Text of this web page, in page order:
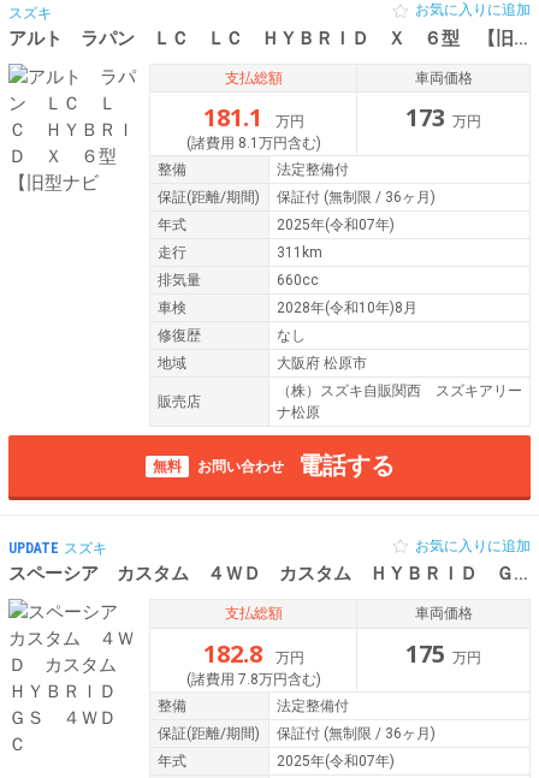
スズキ
アルト ラパン ＬＣ ＬＣ ＨＹＢＲＩＤ Ｘ ６型 【旧型ナビ
お気に入りに追加
支払総額
181.1
万円
(諸費用 8.1万円含む)
車両価格
173 万円
整備
法定整備付
保証(距離/期間) 保証付 (無制限 / 36ヶ月)
年式
2025年(令和07年)
走行
311km
排気量
660cc
車検
2028年(令和10年)8月
修復歴
なし
地域
大阪府 松原市
販売店
（株）スズキ自販関西 スズキアリー
ナ松原
無料 お問い合わせ 電話する
UPDATE スズキ
スペーシア カスタム ４ＷＤ カスタム ＨＹＢＲＩＤ ＧＳ ４ＷＤ Ｃ
お気に入りに追加
支払総額
182.8
万円
(諸費用 7.8万円含む)
車両価格
175 万円
整備
法定整備付
保証(距離/期間) 保証付 (無制限 / 36ヶ月)
年式
2025年(令和07年)